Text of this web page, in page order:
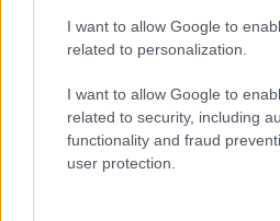
I want to allow Google to
related to personalization.
I want to allow Google to
related to security, including
functionality and fraud
user protection.
καθαρίζεις κάθε εβδομάδα
3-3-3 rule: Ο κανόνας που
που ντύνεσαι